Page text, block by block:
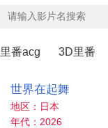
里番acg 3D里番
世界在起舞
地区：日本
年代：2026